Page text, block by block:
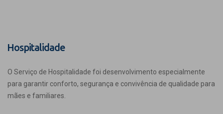
Hospitalidade
O Serviço de Hospitalidade foi desenvolvimento especialmente
para garantir conforto, segurança e convivência de qualidade para
mães e familiares.